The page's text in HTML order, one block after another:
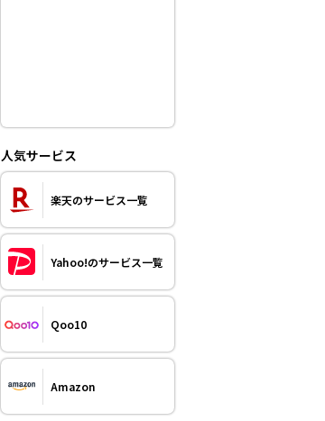
人気サービス
楽天のサービス一覧
Yahoo!のサービス一覧
Qoo10
Amazon